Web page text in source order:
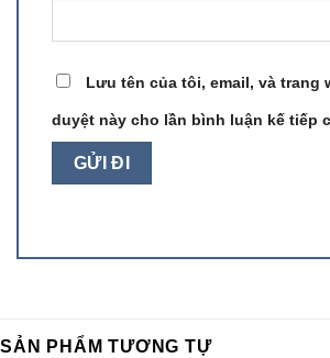
Lưu tên của tôi, email, và trang
duyệt này cho lần bình luận kế tiếp
SẢN PHẨM TƯƠNG TỰ